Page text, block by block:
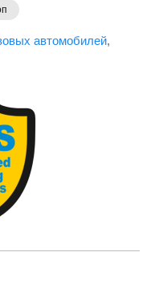
автомобилей